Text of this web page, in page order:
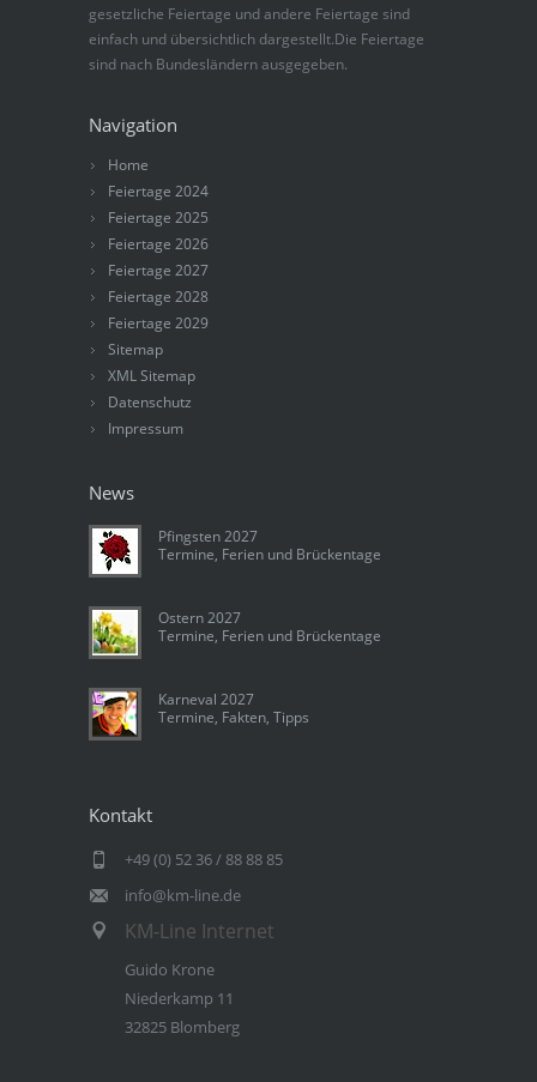
gesetzliche Feiertage und andere Feiertage sind
einfach und übersichtlich dargestellt.Die Feiertage
sind nach Bundesländern ausgegeben.
Navigation
Home
Feiertage 2024
Feiertage 2025
Feiertage 2026
Feiertage 2027
Feiertage 2028
Feiertage 2029
Sitemap
XML Sitemap
Datenschutz
Impressum
News
Pfingsten 2027
Termine, Ferien und Brückentage
Ostern 2027
Termine, Ferien und Brückentage
Karneval 2027
Termine, Fakten, Tipps
Kontakt
+49 (0) 52 36 / 88 88 85
info@km-line.de
KM-Line Internet
Guido Krone
Niederkamp 11
32825 Blomberg